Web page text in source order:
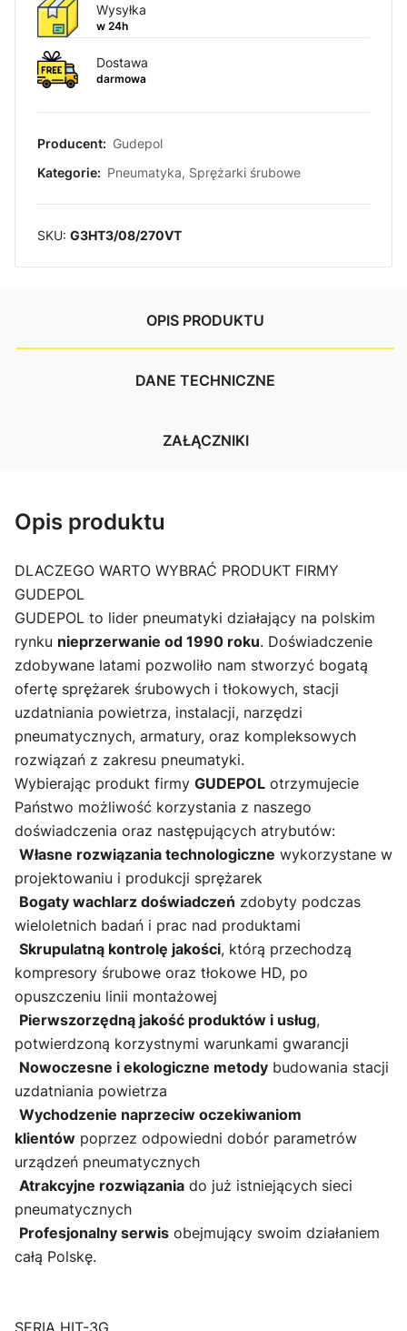
Wysyłka
w 24h
Dostawa
darmowa
Producent: Gudepol
Kategorie: Pneumatyka, Sprężarki śrubowe
SKU: G3HT3/08/270VT
OPIS PRODUKTU
DANE TECHNICZNE
ZAŁĄCZNIKI
Opis produktu
DLACZEGO WARTO WYBRAĆ PRODUKT FIRMY
GUDEPOL
GUDEPOL to lider pneumatyki działający na polskim
rynku nieprzerwanie od 1990 roku. Doświadczenie
zdobywane latami pozwoliło nam stworzyć bogatą
ofertę sprężarek śrubowych i tłokowych, stacji
uzdatniania powietrza, instalacji, narzędzi
pneumatycznych, armatury, oraz kompleksowych
rozwiązań z zakresu pneumatyki.
Wybierając produkt firmy GUDEPOL otrzymujecie
Państwo możliwość korzystania z naszego
doświadczenia oraz następujących atrybutów:
Własne rozwiązania technologiczne wykorzystane w
projektowaniu i produkcji sprężarek
Bogaty wachlarz doświadczeń zdobyty podczas
wieloletnich badań i prac nad produktami
Skrupulatną kontrolę jakości, którą przechodzą
kompresory śrubowe oraz tłokowe HD, po
opuszczeniu linii montażowej
Pierwszorzędną jakość produktów i usług,
potwierdzoną korzystnymi warunkami gwarancji
Nowoczesne i ekologiczne metody budowania stacji
uzdatniania powietrza
Wychodzenie naprzeciw oczekiwaniom
klientów poprzez odpowiedni dobór parametrów
urządzeń pneumatycznych
Atrakcyjne rozwiązania do już istniejących sieci
pneumatycznych
Profesjonalny serwis obejmujący swoim działaniem
całą Polskę.
SERIA HIT-3G